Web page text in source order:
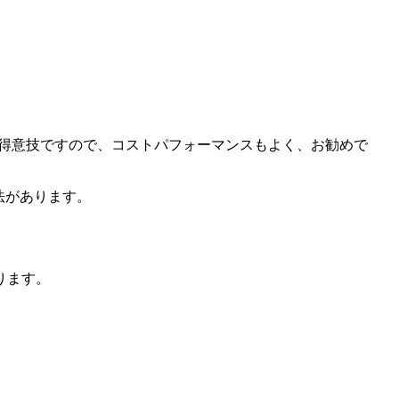
意技ですので、コストパフォーマンスもよく、お勧めで
あります。
す。